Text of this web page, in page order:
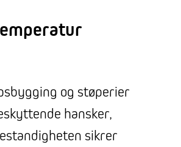
og støperier
hansker,
sikrer